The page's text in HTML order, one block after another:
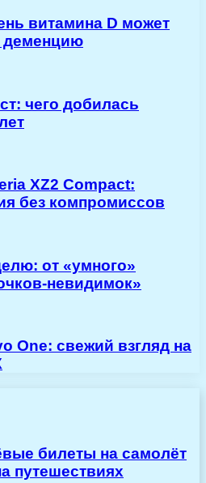
витамина D может
деменцию
чего добилась
XZ2 Compact:
без компромиссов
от «умного»
невидимок»
One: свежий взгляд на
билеты на самолёт
путешествиях